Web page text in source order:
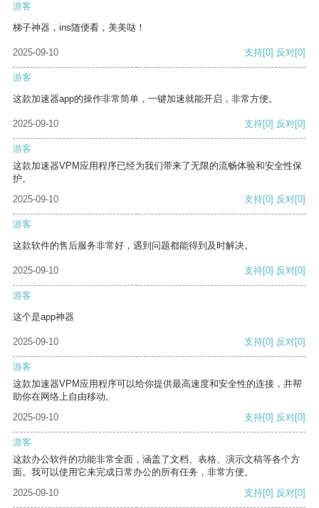
游客
梯子神器，ins随便看，美美哒！
2025-09-10 支持[0] 反对[0]
游客
这款加速器app的操作非常简单，一键加速就能开启，非常方便。
2025-09-10 支持[0] 反对[0]
游客
这款加速器VPM应用程序已经为我们带来了无限的流畅体验和安全性保
护。
2025-09-10
支持[0] 反对[0]
游客
这款软件的售后服务非常好，遇到问题都能得到及时解决。
2025-09-10 支持[0] 反对[0]
游客
这个是app神器
2025-09-10 支持[0] 反对[0]
游客
这款加速器VPM应用程序可以给你提供最高速度和安全性的连接，并帮
助你在网络上自由移动。
2025-09-10
支持[0] 反对[0]
游客
这款办公软件的功能非常全面，涵盖了文档、表格、演示文稿等各个方
面。我可以使用它来完成日常办公的所有任务，非常方便。
2025-09-10
支持[0] 反对[0]